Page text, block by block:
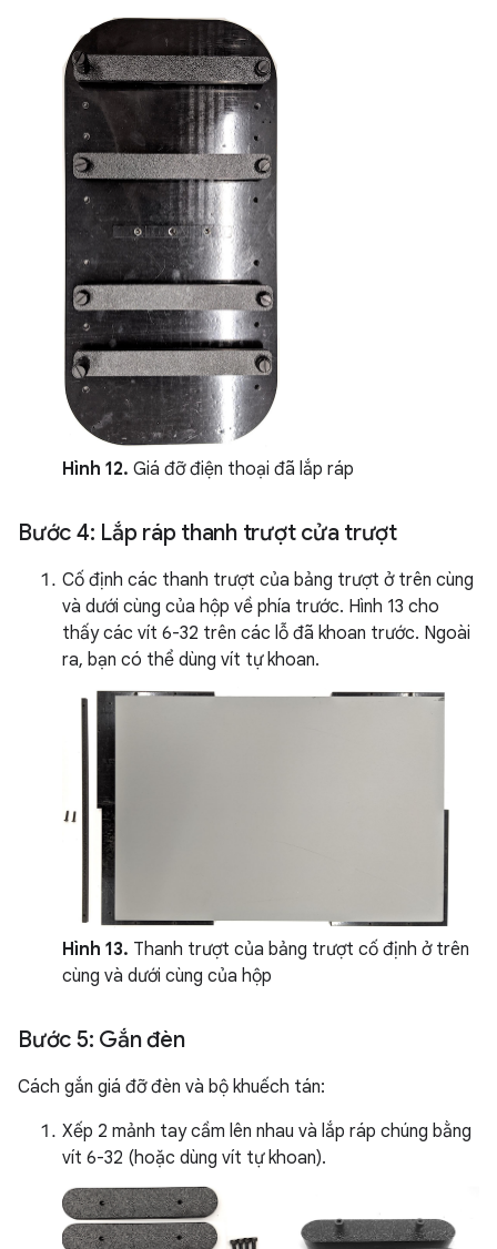
Hình 12. Giá đỡ điện thoại đã lắp ráp
Bước 4: Lắp ráp thanh trượt cửa trượt
Cố định các thanh trượt của bảng trượt ở trên cùng
và dưới cùng của hộp về phía trước. Hình 13 cho
thấy các vít 6-32 trên các lỗ đã khoan trước. Ngoài
ra, bạn có thể dùng vít tự khoan.
Hình 13. Thanh trượt của bảng trượt cố định ở trên
cùng và dưới cùng của hộp
Bước 5: Gắn đèn
Cách gắn giá đỡ đèn và bộ khuếch tán:
Xếp 2 mảnh tay cầm lên nhau và lắp ráp chúng bằng
vít 6-32 (hoặc dùng vít tự khoan).